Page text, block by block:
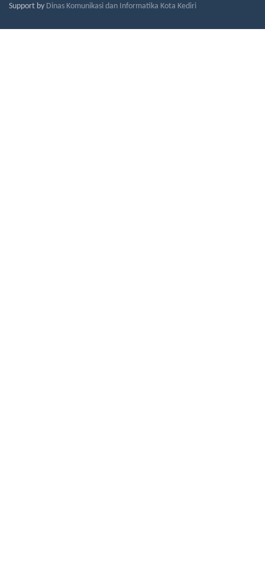
Support by Dinas Komunikasi dan Informatika Kota Kediri